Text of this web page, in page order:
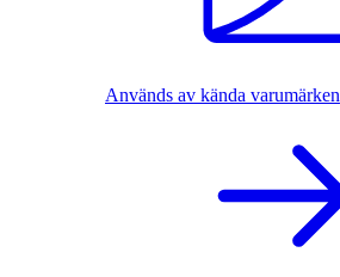
Används av kända varumärken